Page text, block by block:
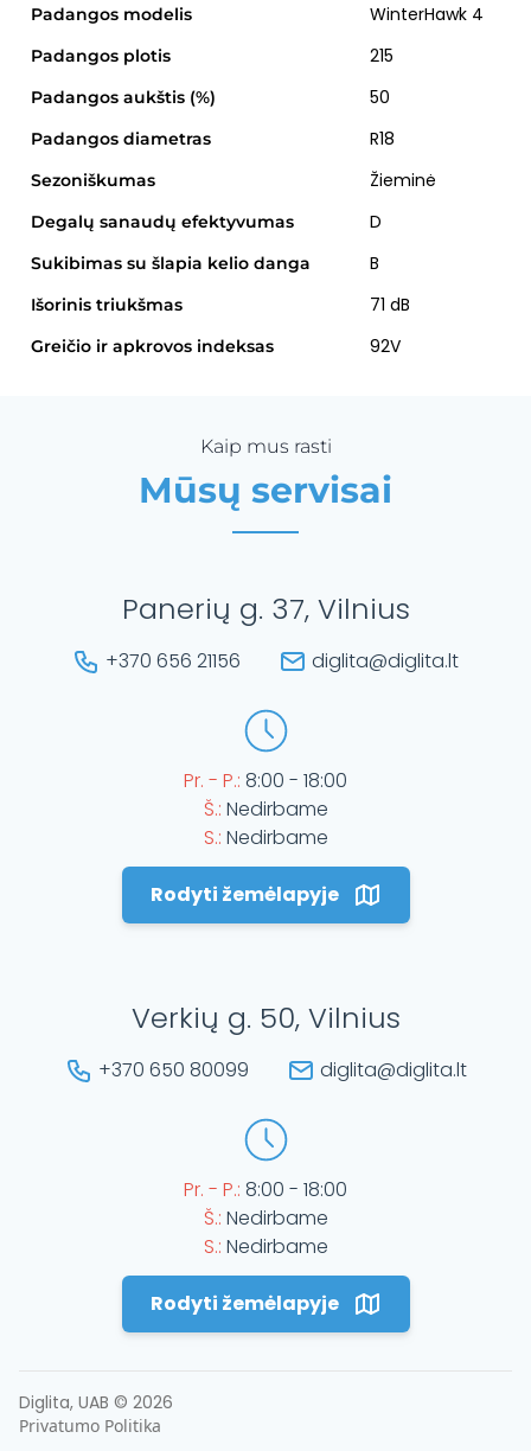
Padangos modelis WinterHawk 4
Padangos plotis 215
Padangos aukštis (%) 50
Padangos diametras R18
Sezoniškumas Žieminė
Degalų sanaudų efektyvumas D
Sukibimas su šlapia kelio danga B
Išorinis triukšmas 71 dB
Greičio ir apkrovos indeksas 92V
Kaip mus rasti
Mūsų servisai
Panerių g. 37, Vilnius
+370 656 21156 diglita@diglita.lt
Pr. - P.: 8:00 - 18:00
Š.: Nedirbame
S.: Nedirbame
Rodyti žemėlapyje
Verkių g. 50, Vilnius
+370 650 80099 diglita@diglita.lt
Pr. - P.: 8:00 - 18:00
Š.: Nedirbame
S.: Nedirbame
Rodyti žemėlapyje
Diglita, UAB © 2026
Privatumo Politika